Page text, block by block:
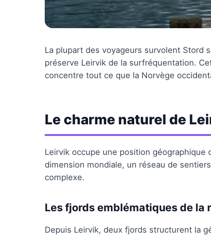
La plupart des voyageurs survolent Stord
préserve Leirvik de la surfréquentation.
concentre tout ce que la Norvège
Le charme naturel de
Leirvik occupe une position
dimension mondiale, un réseau de
complexe.
Les fjords emblématiques de la
Depuis Leirvik, deux fjords structurent la